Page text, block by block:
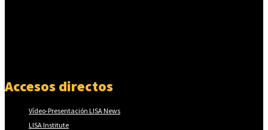
Accesos directos
Vídeo-Presentación LISA News
LISA Institute